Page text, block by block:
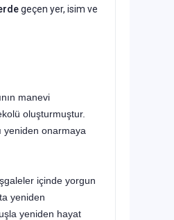
geçen yer, isim ve
manevi
oluşturmuştur.
yeniden onarmaya
içinde yorgun
yeniden
yeniden hayat